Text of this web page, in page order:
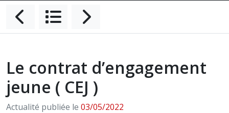
Le contrat d’engagement
jeune ( CEJ )
Actualité publiée le 03/05/2022